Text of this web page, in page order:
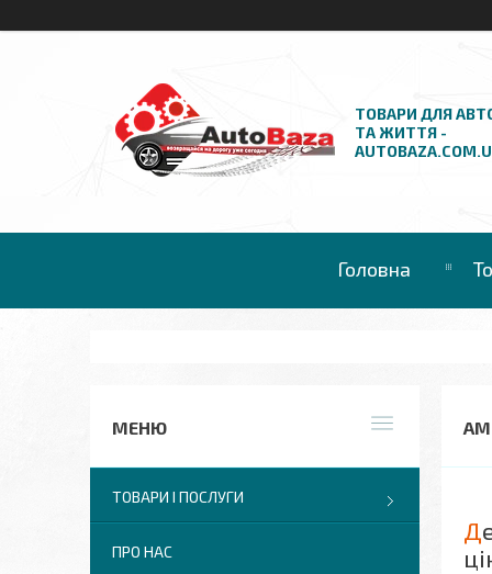
ТОВАРИ ДЛЯ
ТА ЖИТТЯ -
Головна
Д
ТОВАРИ І ПОСЛУГИ
ПРО НАС